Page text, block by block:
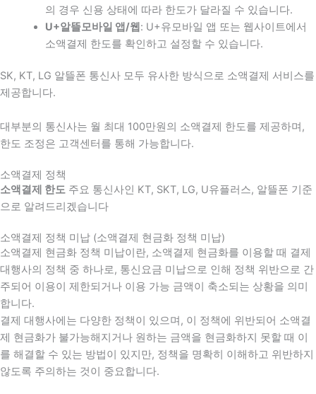
의 경우 신용 상태에 따라 한도가 달라질 수 있습니다.
U+알뜰모바일 앱/웹 : U+유모바일 앱 또는 웹사이트에서
소액결제 한도를 확인하고 설정할 수 있습니다.
SK, KT, LG 알뜰폰 통신사 모두 유사한 방식으로 소액결제 서비스를
제공합니다.
대부분의 통신사는 월 최대 100만원의 소액결제 한도를 제공하며,
한도 조정은 고객센터를 통해 가능합니다.
소액결제 정책
소액결제 한도 주요 통신사인 KT, SKT, LG, U유플러스, 알뜰폰 기준
으로 알려드리겠습니다
소액결제 정책 미납 (소액결제 현금화 정책 미납)
소액결제 현금화 정책 미납이란, 소액결제 현금화를 이용할 때 결제
대행사의 정책 중 하나로, 통신요금 미납으로 인해 정책 위반으로 간
주되어 이용이 제한되거나 이용 가능 금액이 축소되는 상황을 의미
합니다.
결제 대행사에는 다양한 정책이 있으며, 이 정책에 위반되어 소액결
제 현금화가 불가능해지거나 원하는 금액을 현금화하지 못할 때 이
를 해결할 수 있는 방법이 있지만, 정책을 명확히 이해하고 위반하지
않도록 주의하는 것이 중요합니다.